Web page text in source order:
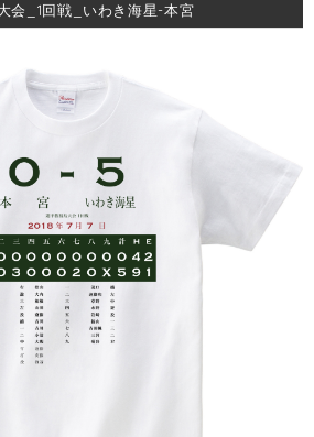
会_1回戦_いわき海星-本宮